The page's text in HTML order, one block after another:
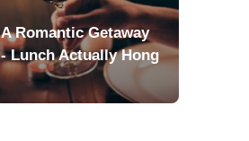
Romantic Getaway
Lunch Actually Hong